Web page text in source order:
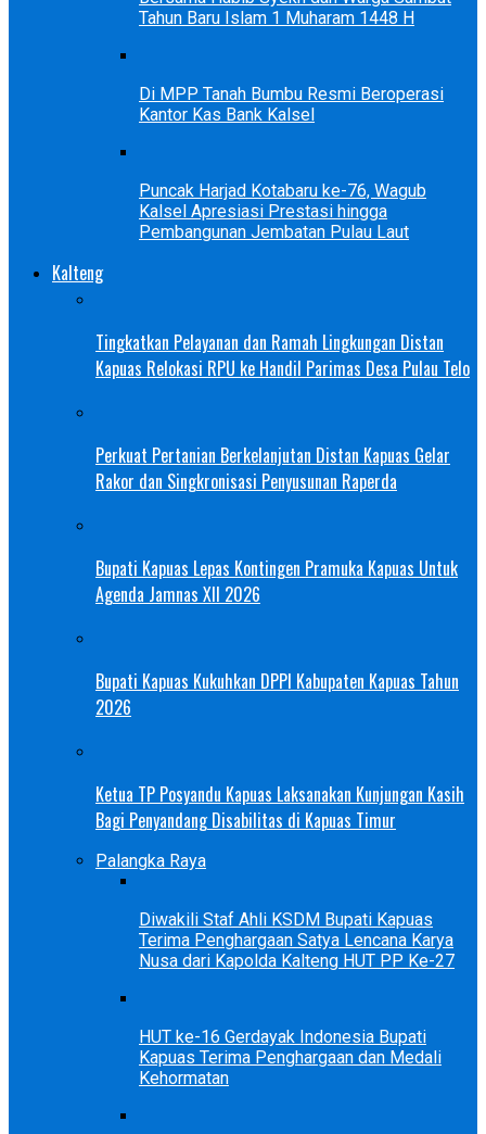
Tahun Baru Islam 1 Muharam 1448 H
Di MPP Tanah Bumbu Resmi Beroperasi
Kantor Kas Bank Kalsel
Puncak Harjad Kotabaru ke-76, Wagub
Kalsel Apresiasi Prestasi hingga
Pembangunan Jembatan Pulau Laut
Kalteng
Tingkatkan Pelayanan dan Ramah Lingkungan Distan
Kapuas Relokasi RPU ke Handil Parimas Desa Pulau Telo
Perkuat Pertanian Berkelanjutan Distan Kapuas Gelar
Rakor dan Singkronisasi Penyusunan Raperda
Bupati Kapuas Lepas Kontingen Pramuka Kapuas Untuk
Agenda Jamnas XII 2026
Bupati Kapuas Kukuhkan DPPI Kabupaten Kapuas Tahun
2026
Ketua TP Posyandu Kapuas Laksanakan Kunjungan Kasih
Bagi Penyandang Disabilitas di Kapuas Timur
Palangka Raya
Diwakili Staf Ahli KSDM Bupati Kapuas
Terima Penghargaan Satya Lencana Karya
Nusa dari Kapolda Kalteng HUT PP Ke-27
HUT ke-16 Gerdayak Indonesia Bupati
Kapuas Terima Penghargaan dan Medali
Kehormatan